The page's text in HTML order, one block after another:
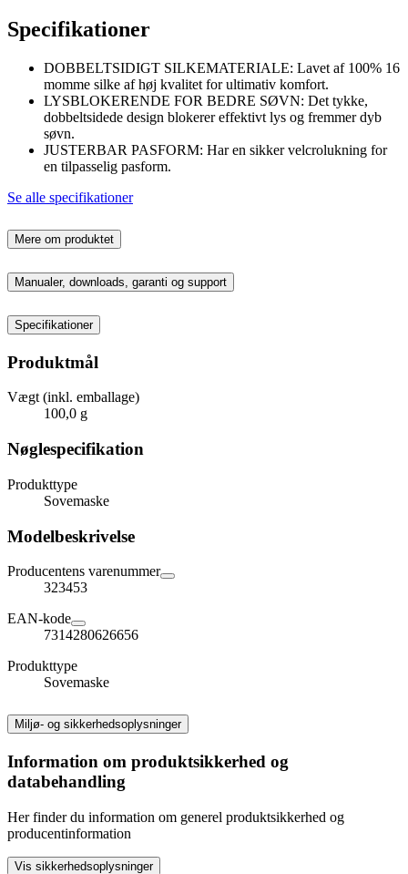
Specifikationer
DOBBELTSIDIGT SILKEMATERIALE: Lavet af 100% 16
momme silke af høj kvalitet for ultimativ komfort.
LYSBLOKERENDE FOR BEDRE SØVN: Det tykke,
dobbeltsidede design blokerer effektivt lys og fremmer dyb
søvn.
JUSTERBAR PASFORM: Har en sikker velcrolukning for
en tilpasselig pasform.
Se alle specifikationer
Mere om produktet
Manualer, downloads, garanti og support
Specifikationer
Produktmål
Vægt (inkl. emballage)
100,0 g
Nøglespecifikation
Produkttype
Sovemaske
Modelbeskrivelse
Producentens varenummer
323453
EAN-kode
7314280626656
Produkttype
Sovemaske
Miljø- og sikkerhedsoplysninger
Information om produktsikkerhed og
databehandling
Her finder du information om generel produktsikkerhed og
producentinformation
Vis sikkerhedsoplysninger